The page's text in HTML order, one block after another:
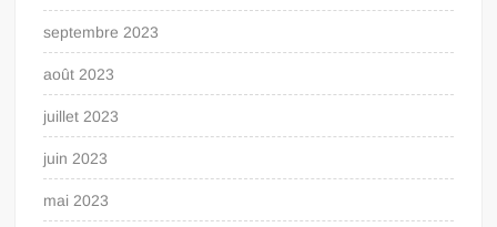
septembre 2023
août 2023
juillet 2023
juin 2023
mai 2023